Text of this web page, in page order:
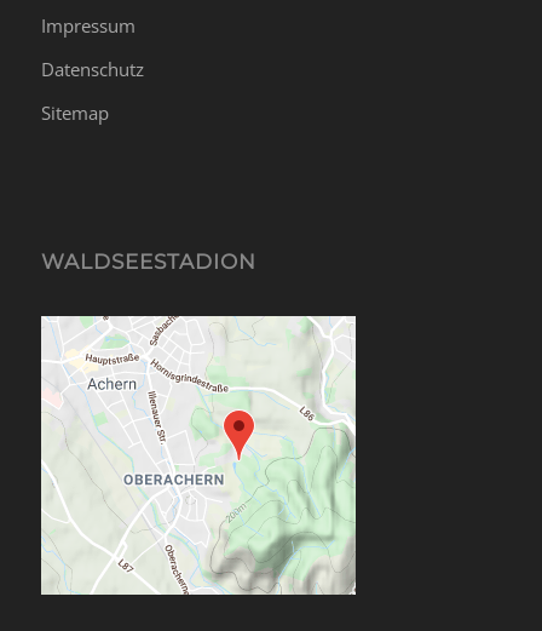
Impressum
Datenschutz
Sitemap
WALDSEESTADION